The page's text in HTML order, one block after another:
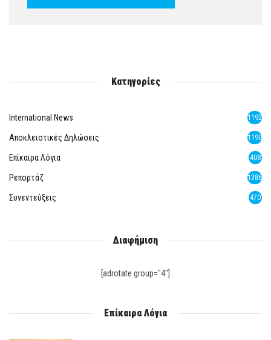
Κατηγορίες
International News 1192
Αποκλειστικές Δηλώσεις 1190
Επίκαιρα Λόγια 408
Ρεπορτάζ 1386
Συνεντεύξεις 470
Διαφήμιση
[adrotate group="4"]
Επίκαιρα Λόγια